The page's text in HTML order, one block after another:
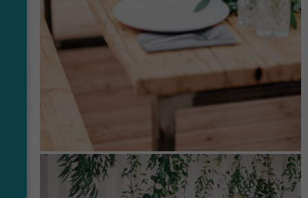
Name
Anbieter Google Analytics
The cookie is used to calculate visitor,
session, campaign data and keep track of site
usage for the site's analytics report. The
cookies store information anonymously and
assign a randomly generated number to